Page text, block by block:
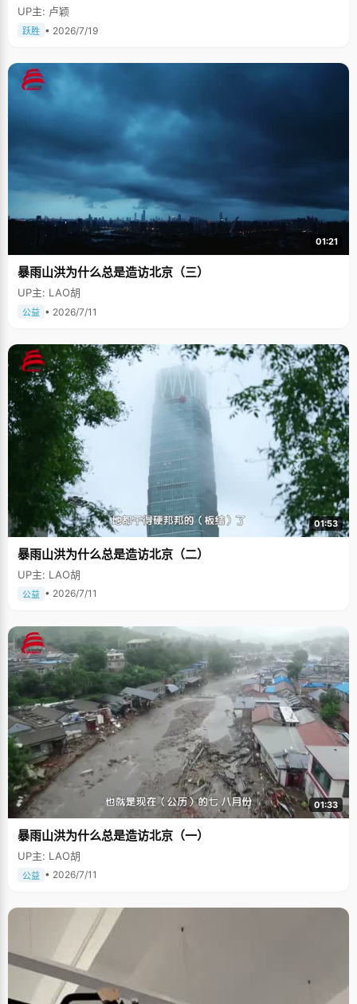
UP主: 卢颖
跃胜 • 2026/7/19
01:21
暴雨山洪为什么总是造访北京（三）
UP主: LAO胡
公益 • 2026/7/11
01:53
暴雨山洪为什么总是造访北京（二）
UP主: LAO胡
公益 • 2026/7/11
01:33
暴雨山洪为什么总是造访北京（一）
UP主: LAO胡
公益 • 2026/7/11